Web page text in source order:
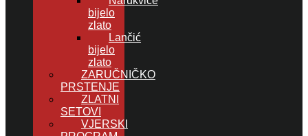
bijelo
zlato
Lančić
bijelo
zlato
ZARUČNIČKO
PRSTENJE
ZLATNI
SETOVI
VJERSKI